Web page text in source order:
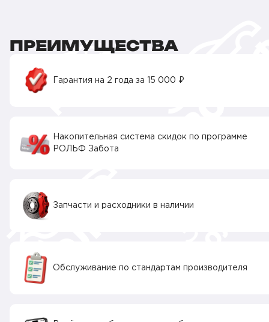
ПРЕИМУЩЕСТВА
Гарантия на 2 года за 15 000 ₽
Накопительная система скидок по программе
РОЛЬФ Забота
Запчасти и расходники в наличии
Обслуживание по стандартам производителя